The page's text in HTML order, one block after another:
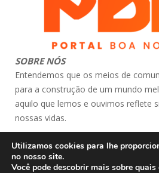
SOBRE NÓS
Entendemos que os meios de
para a construção de um mundo
aquilo que lemos e ouvimos reflete
nossas vidas.
© Portal Boa Notícia
Utilizamos cookies para lhe
no nosso site.
Você pode descobrir mais sobre